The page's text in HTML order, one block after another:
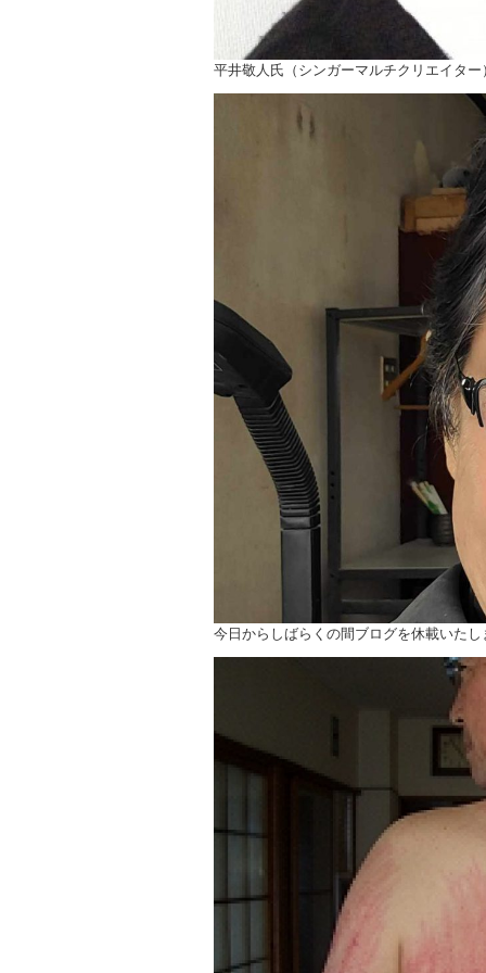
平井敬人氏（シンガーマルチクリエイタ
今日からしばらくの間ブログを休載いたし